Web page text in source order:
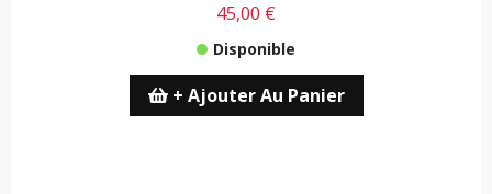
45,00 €
Disponible
+ Ajouter Au Panier